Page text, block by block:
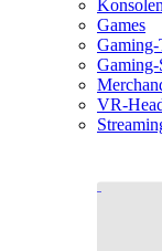
Konsolen
Games
Gaming-
Gaming-
VR-